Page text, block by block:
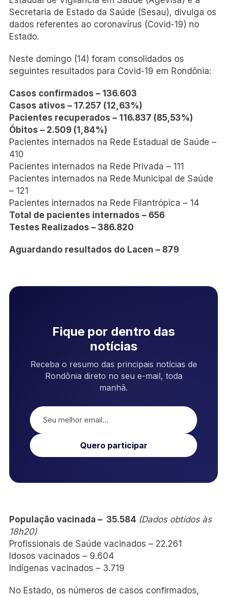
Secretaria de Estado da Saúde (Sesau), divulga os
dados referentes ao coronavírus (Covid-19) no
Estado.
Neste domingo (14) foram consolidados os
seguintes resultados para Covid-19 em Rondônia:
Casos confirmados – 136.603
Casos ativos – 17.257 (12,63%)
Pacientes recuperados – 116.837 (85,53%)
Óbitos – 2.509 (1,84%)
Pacientes internados na Rede Estadual de Saúde –
410
Pacientes internados na Rede Privada – 111
Pacientes internados na Rede Municipal de Saúde
– 121
Pacientes internados na Rede Filantrópica – 14
Total de pacientes internados – 656
Testes Realizados – 386.820
Aguardando resultados do Lacen – 879
Fique por dentro das
notícias
Receba o resumo das principais notícias de
Rondônia direto no seu e-mail, toda
manhã.
Quero participar
População vacinada – 35.584 (Dados obtidos às
18h20)
Profissionais de Saúde vacinados – 22.261
Idosos vacinados – 9.604
Indígenas vacinados – 3.719
No Estado, os números de casos confirmados,